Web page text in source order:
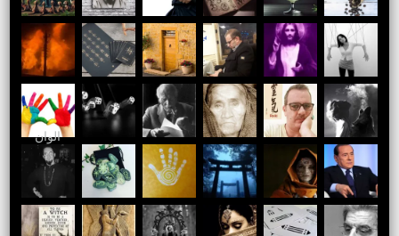
الوان